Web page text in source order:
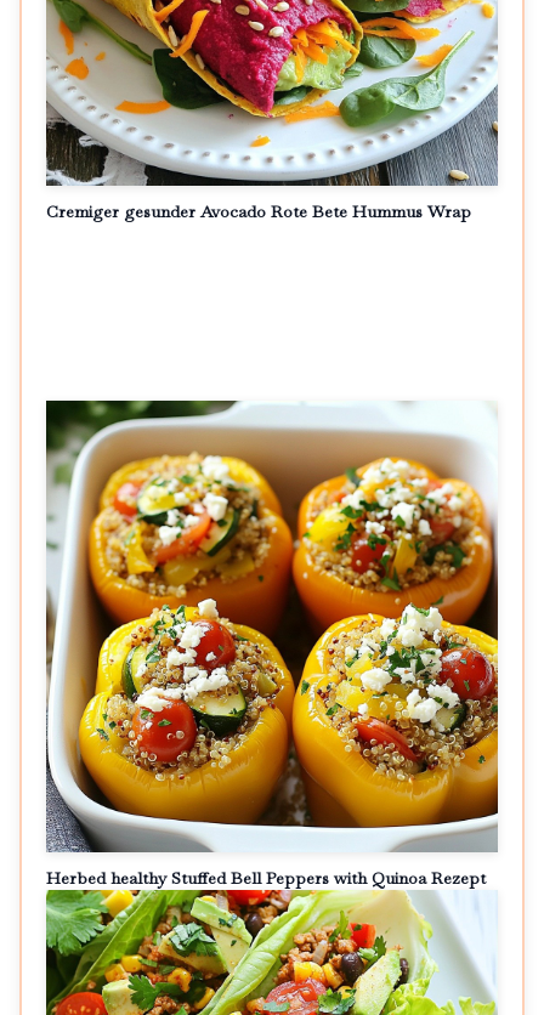
Cremiger gesunder Avocado Rote Bete Hummus Wrap
Herbed healthy Stuffed Bell Peppers with Quinoa Rezept